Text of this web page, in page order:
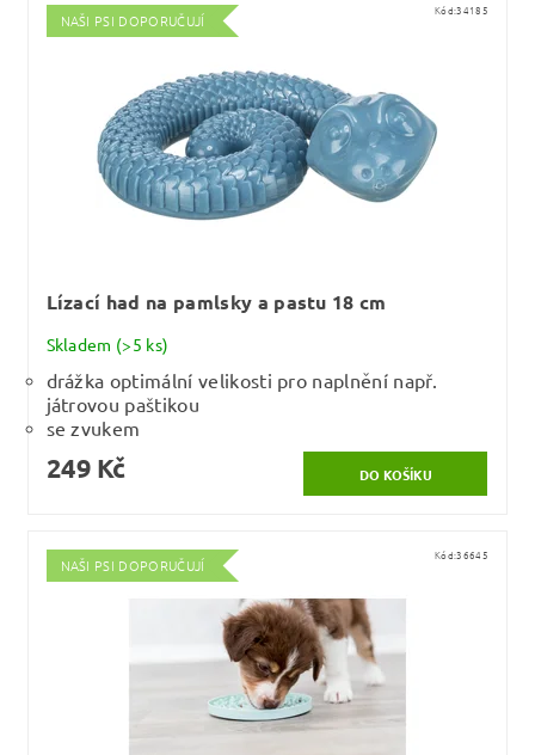
NAŠI PSI DOPORUČUJÍ
Kód:34185
Lízací had na pamlsky a pastu 18 cm
Skladem (>5 ks)
drážka optimální velikosti pro naplnění např.
játrovou paštikou
se zvukem
249 Kč
NAŠI PSI DOPORUČUJÍ
Kód:36645